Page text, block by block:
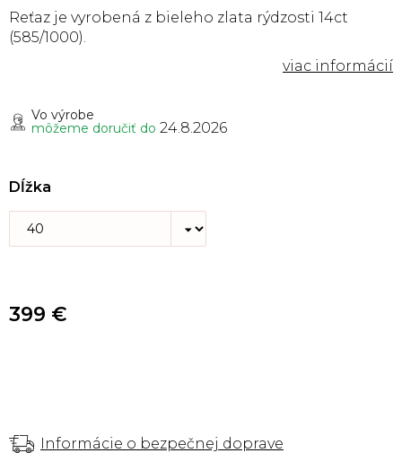
Vo výrobe
môžeme doručiť do 24.8.2026
Dĺžka
Reťaz je vyrobená z bieleho zlata rýdzosti 14ct
(585/1000).
Informácie o bezpečnej doprave
399 €